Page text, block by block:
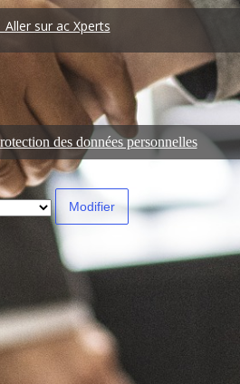
sur ac Xperts
des données personnelles